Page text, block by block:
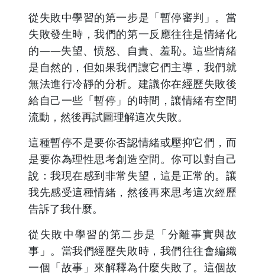
從失敗中學習的第一步是「暫停審判」。當
失敗發生時，我們的第一反應往往是情緒化
的——失望、愤怒、自責、羞恥。這些情緒
是自然的，但如果我們讓它們主導，我們就
無法進行冷靜的分析。建議你在經歷失敗後
給自己一些「暫停」的時間，讓情緒有空間
流動，然後再試圖理解這次失敗。
這種暫停不是要你否認情緒或壓抑它們，而
是要你為理性思考創造空間。你可以對自己
說：我現在感到非常失望，這是正常的。讓
我先感受這種情緒，然後再來思考這次經歷
告訴了我什麼。
從失敗中學習的第二步是「分離事實與故
事」。當我們經歷失敗時，我們往往會編織
一個「故事」來解釋為什麼失敗了。這個故